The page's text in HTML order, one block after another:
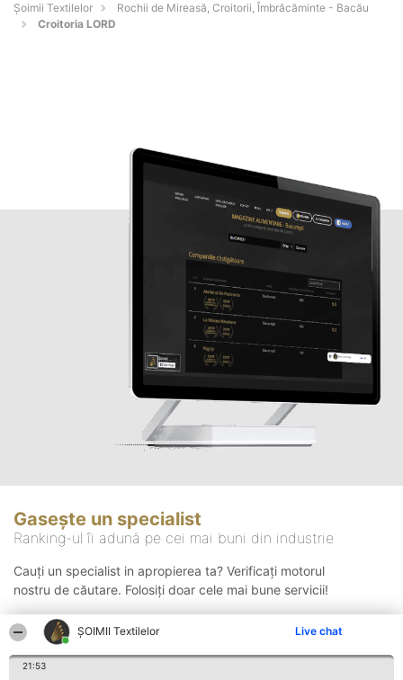
ȘOIMII Textilelor Live chat
21:53
Șoimii Textilelor
Rochii de Mireasă, Croitorii, Îmbrăcăminte - Bacău
Croitoria LORD
Gasește un specialist
Ranking-ul îi adună pe cei mai buni din industrie
Cauți un specialist in apropierea ta? Verificați motorul
nostru de căutare. Folosiți doar cele mai bune servicii!